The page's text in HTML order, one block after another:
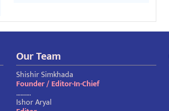
Our Team
Shishir Simkhada
Founder / Editor-In-Chief
……….
Ishor Aryal